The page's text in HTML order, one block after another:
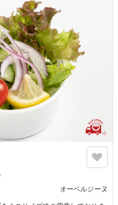
めて食べた時の衝撃が忘れら
ます。 特にビーフカレー
っているのが特徴で風味もよ
良かったです。 また頼みま
ロケ
オーベルジーヌ